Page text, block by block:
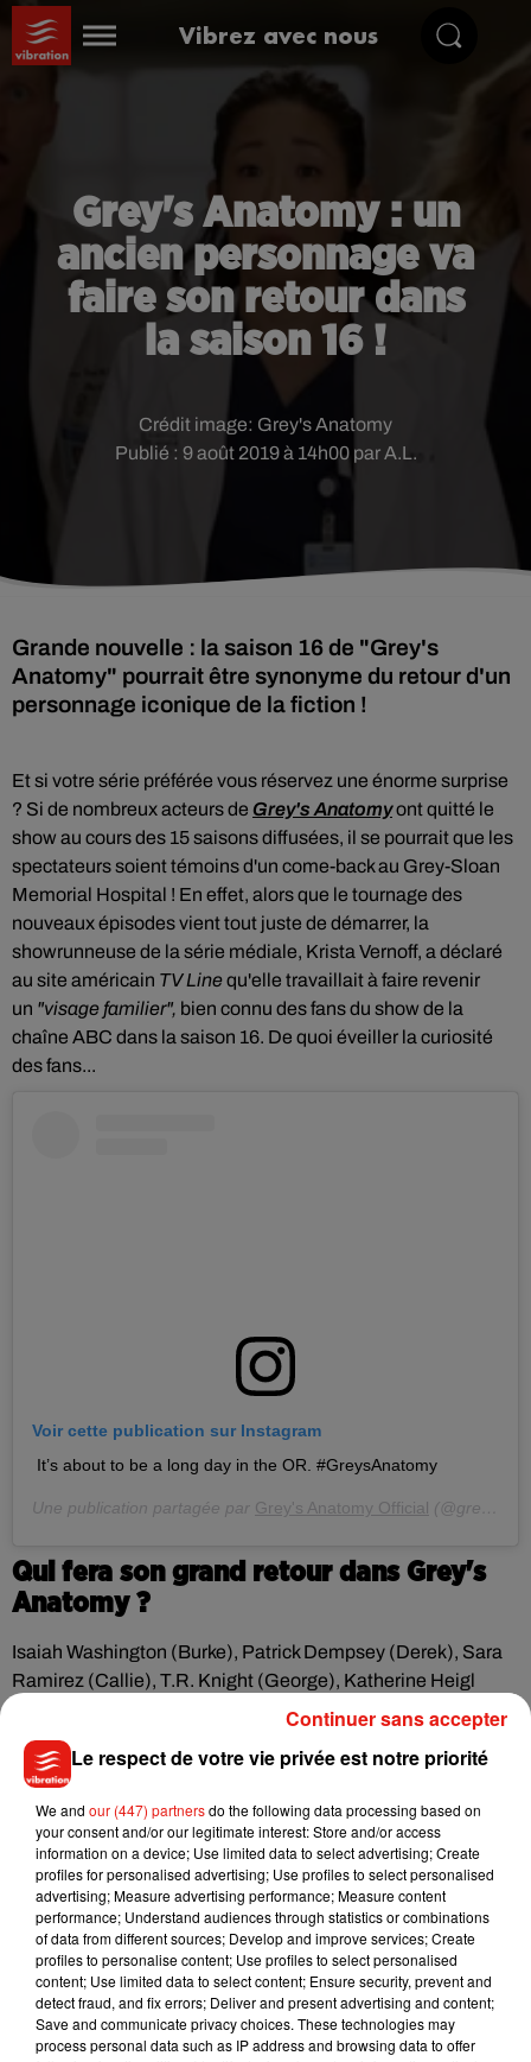
Vibrez avec nous
Grey's Anatomy : un
ancien personnage va
faire son retour dans
la saison 16 !
Publié : 9 août 2019 à 14h00 par A.L.
Crédit image: Grey's Anatomy
Grande nouvelle : la saison 16 de "Grey's
Anatomy" pourrait être synonyme du retour d'un
personnage iconique de la fiction !
Et si votre série préférée vous réservez une énorme surprise
? Si de nombreux acteurs de Grey's Anatomyont quitté le
show au cours des 15 saisons diffusées, il se pourrait que les
spectateurs soient témoins d'un come-back au Grey-Sloan
Memorial Hospital ! En effet, alors que le tournage des
nouveaux épisodes vient tout juste de démarrer, la
showrunneuse de la série médiale, Krista Vernoff, a déclaré
au site américain TV Linequ'elle travaillait à faire revenir
un "visage familier", bien connu des fans du show de la
chaîne ABC dans la saison 16. De quoi éveiller la curiosité
des fans...
Voir cette publication sur Instagram
It’s about to be a long day in the OR. #GreysAnatomy
Une publication partagée par Grey's Anatomy Official (@greysabc) le
Qui fera son grand retour dans Grey's
Anatomy ?
Isaiah Washington (Burke), Patrick Dempsey (Derek), Sara
Ramirez (Callie), T.R. Knight (George), Katherine Heigl
(Izzie), Kate Walsh (Addison), Chyler Leigh (Lexie), Eric
Dane (Mark), Sandra Oh (Cristina), Martin Henderson
(Nathan) ouplus récemment Jessica Capshaw (Arizona) et
Sarah Drew (April)
quel personnage déjà parti de la sérieGrey's Anatomy
pourrait faire son grand retour dans la seizième saison ?
Malheureusement, Krista Vernoff n'a pas voulu dévoiler le
nom de ce mystérieux invité. Elle a seulement révélé
"J'essaie de récupérer quelqu'un. Il y a quelqu'un que
j'espère faire revenir pour une apparition cette année, ça
arrivera peut-être. J'y travaille !". Les fans devront donc
encore patienter pour connaître l'identité du ou de la
revenant(e) !
Le respect de votre vie privée est notre priorité
We and our (447) partnersdo the following data processing based on
your consent and/or our legitimate interest: Store and/or access
information on a device; Use limited data to select advertising; Create
profiles for personalised advertising; Use profiles to select personalised
advertising; Measure advertising performance; Measure content
performance; Understand audiences through statistics or combinations
of data from different sources; Develop and improve services; Create
profiles to personalise content; Use profiles to select personalised
content; Use limited data to select content; Ensure security, prevent and
detect fraud, and fix errors; Deliver and present advertising and content;
Save and communicate privacy choices. These technologies may
process personal data such as IP address and browsing data to offer
Continuer sans accepter